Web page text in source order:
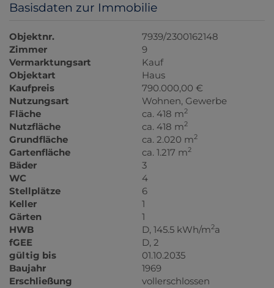
Basisdaten zur Immobilie
Objektnr.
7939/2300162148
Zimmer
9
Vermarktungsart
Kauf
Objektart
Haus
Kaufpreis
790.000,00 €
Nutzungsart
Wohnen Gewerbe
Fläche
ca. 418 m2
Nutzfläche ca. 418 m2
Grundfläche ca. 2.020 m2
Gartenfläche ca. 1.217 m2
Bäder
3
WC
4
Stellplätze
6
Keller
1
Gärten
1
HWB
D, 145.5 kWh/m2a
fGEE
D, 2
gültig bis
01.10.2035
Baujahr
1969
Erschließung
vollerschlossen